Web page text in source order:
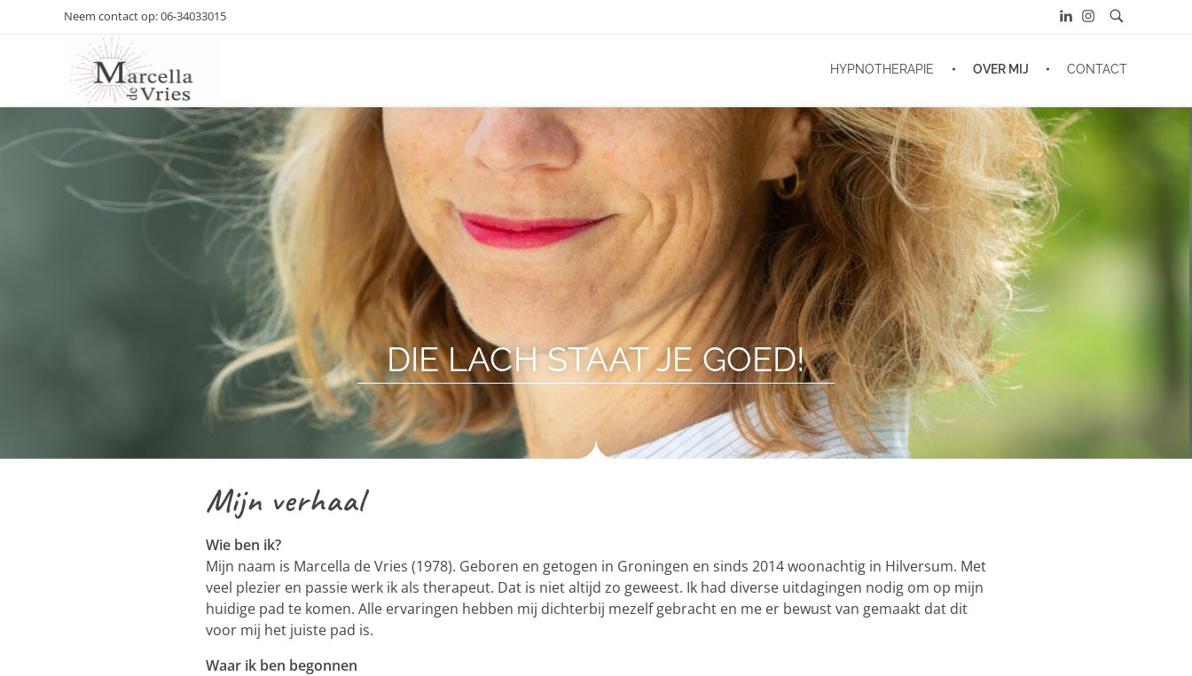
Neem contact op: 06-34033015
Daar komen waar je met je verstand niet bij kunt
HYPNOTHERAPIE OVER MIJ CONTACT
DIE LACH STAAT JE GOED!
Mijn verhaal
Wie ben ik?
Mijn naam is Marcella de Vries (1978). Geboren en getogen in Groningen en sinds 2014 woonachtig in Hilversum. Met
veel plezier en passie werk ik als therapeut. Dat is niet altijd zo geweest. Ik had diverse uitdagingen nodig om op mijn
huidige pad te komen. Alle ervaringen hebben mij dichterbij mezelf gebracht en me er bewust van gemaakt dat dit
voor mij het juiste pad is.
Waar ik ben begonnen